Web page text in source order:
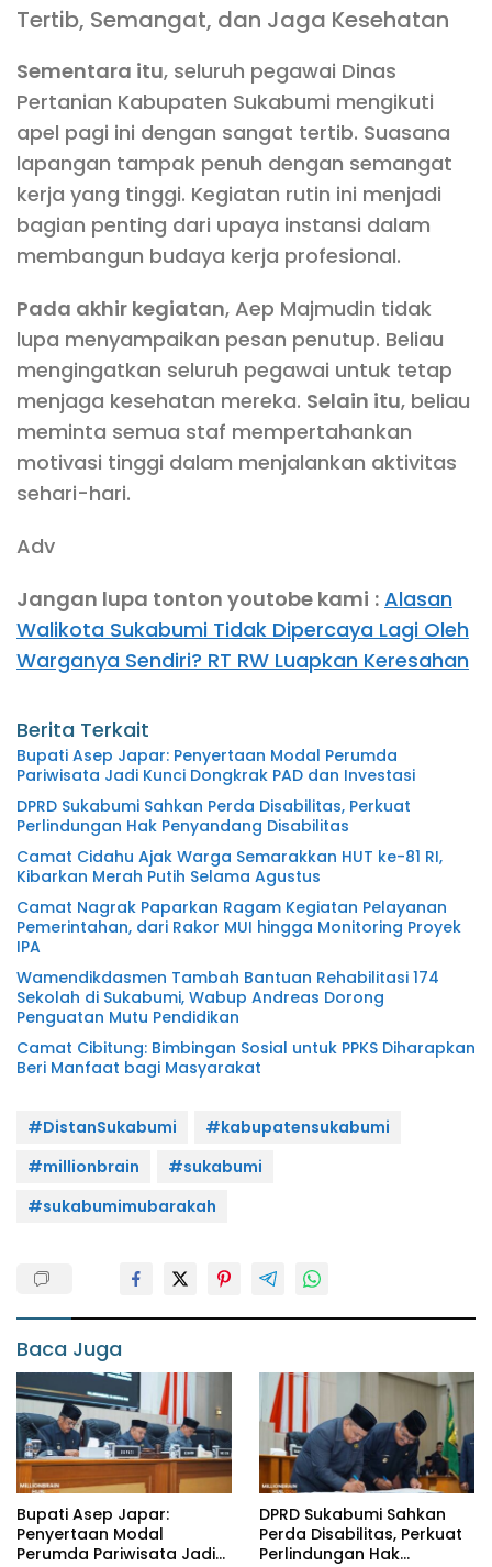
Tertib, Semangat, dan Jaga Kesehatan
Sementara itu, seluruh pegawai Dinas
Pertanian Kabupaten Sukabumi mengikuti
apel pagi ini dengan sangat tertib. Suasana
lapangan tampak penuh dengan semangat
kerja yang tinggi. Kegiatan rutin ini menjadi
bagian penting dari upaya instansi dalam
membangun budaya kerja profesional.
Pada akhir kegiatan, Aep Majmudin tidak
lupa menyampaikan pesan penutup. Beliau
mengingatkan seluruh pegawai untuk tetap
menjaga kesehatan mereka. Selain itu, beliau
meminta semua staf mempertahankan
motivasi tinggi dalam menjalankan aktivitas
sehari-hari.
Adv
Jangan lupa tonton youtobe kami : Alasan
Walikota Sukabumi Tidak Dipercaya Lagi Oleh
Warganya Sendiri? RT RW Luapkan Keresahan
Berita Terkait
Bupati Asep Japar: Penyertaan Modal Perumda
Pariwisata Jadi Kunci Dongkrak PAD dan Investasi
DPRD Sukabumi Sahkan Perda Disabilitas, Perkuat
Perlindungan Hak Penyandang Disabilitas
Camat Cidahu Ajak Warga Semarakkan HUT ke-81 RI,
Kibarkan Merah Putih Selama Agustus
Camat Nagrak Paparkan Ragam Kegiatan Pelayanan
Pemerintahan, dari Rakor MUI hingga Monitoring Proyek
IPA
Wamendikdasmen Tambah Bantuan Rehabilitasi 174
Sekolah di Sukabumi, Wabup Andreas Dorong
Penguatan Mutu Pendidikan
Camat Cibitung: Bimbingan Sosial untuk PPKS Diharapkan
Beri Manfaat bagi Masyarakat
#DistanSukabumi
#kabupatensukabumi
#millionbrain
#sukabumi
#sukabumimubarakah
Baca Juga
Bupati Asep Japar:
Penyertaan Modal
Perumda Pariwisata Jadi
DPRD Sukabumi Sahkan
Perda Disabilitas, Perkuat
Perlindungan Hak